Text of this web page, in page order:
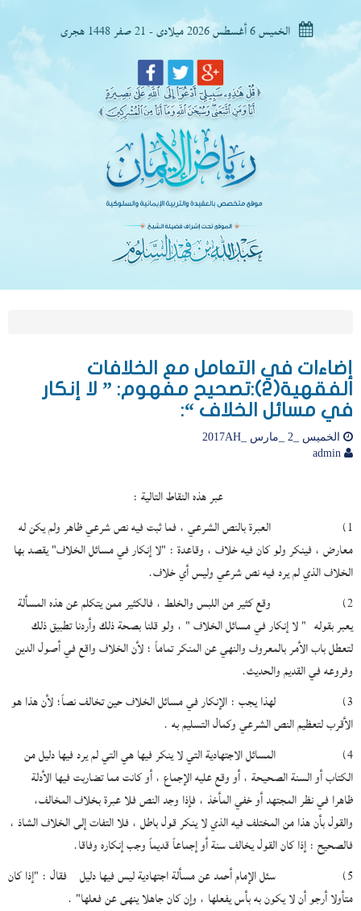
الخميس 6 أغسطس 2026 ميلادى - 21 صفر 1448 هجرى
إضاءات في التعامل مع الخلافات
الفقهية(2):تصحيح مفهوم: ” لا إنكار
في مسائل الخلاف “:
الخميس _2 _مارس _2017AH
عبر هذه النقاط التالية :
1) العبرة بالنص الشرعي ، فما ثبت فيه نص شرعي ظاهر ولم يكن له
معارض ، فينكر ولو كان فيه خلاف ، وقاعدة : "لا إنكار في مسائل الخلاف" يقصد بها
الخلاف الذي لم يرد فيه نص شرعي وليس أي خلاف.
2) وقع كثير من اللبس والخلط ، فالكثير ممن يتكلم عن هذه المسألة
يعبر بقوله " لا إنكار في مسائل الخلاف " ، ولو قلنا بصحة ذلك وأردنا تطبيق ذلك
لتعطل باب الأمر بالمعروف والنهي عن المنكر تماماً ؛ لأن الخلاف واقع في أصول الدين
وفروعه في القديم والحديث.
3) لهذا يجب : الإنكار في مسائل الخلاف حين تخالف نصاً؛ لأن هذا هو
الأقرب لتعظيم النص الشرعي وكمال التسليم به .
4) المسائل الاجتهادية التي لا ينكر فيها هي التي لم يرد فيها دليل من
الكتاب أو السنة الصحيحة ، أو وقع عليه الإجماع ، أو كانت مما تضاربت فيها الأدلة
ظاهرا في نظر المجتهد أو خفي المأخذ ، فإذا وجد النص فلا عبرة بخلاف المخالف،
والقول بأن هذا من المختلف فيه الذي لا ينكر قول باطل ، فلا التفات إلى الخلاف الشاذ ،
فالصحيح : إذا كان القول يخالف سنة أو إجماعاً قديماً وجب إنكاره وفاقا.
5) سئل الإمام أحمد عن مسألة اجتهادية ليس فيها دليل فقال : "إذا كان
متأولا أرجو أن لا يكون به بأس يفعلها ، وإن كان جاهلا ينهى عن فعلها" .